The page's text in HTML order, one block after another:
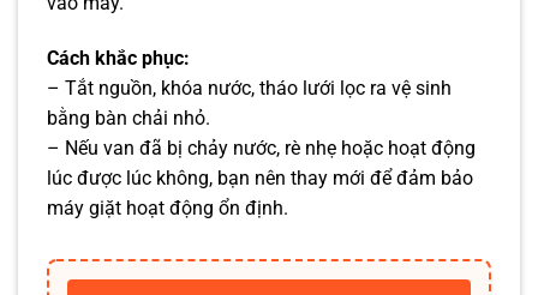
Cách khắc phục:
– Tắt nguồn, khóa nước, tháo lưới lọc ra vệ sinh
bằng bàn chải nhỏ.
– Nếu van đã bị chảy nước, rè nhẹ hoặc hoạt động
lúc được lúc không, bạn nên thay mới để đảm bảo
máy giặt hoạt động ổn định.